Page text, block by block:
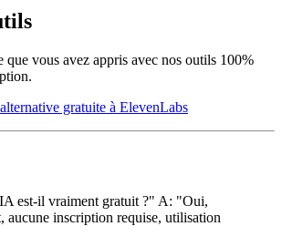
que vous avez appris avec nos outils 100%
gratuite à ElevenLabs
est-il vraiment gratuit ?" A: "Oui,
aucune inscription requise, utilisation